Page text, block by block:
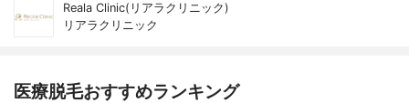
Reala Clinic(リアラクリニック)
リアラクリニック
医療脱毛おすすめランキング